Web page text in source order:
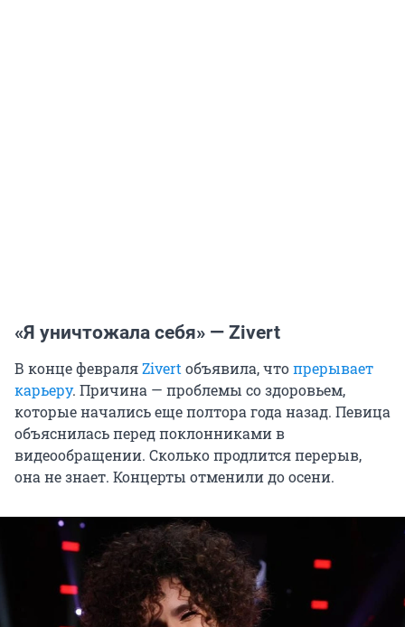
«Я уничтожала себя» — Zivert
В конце февраляZivertобъявила, чтопрерывает
карьеру. Причина — проблемы со здоровьем,
которые начались еще полтора года назад. Певица
объяснилась перед поклонниками в
видеообращении. Сколько продлится перерыв,
она не знает. Концерты отменили до осени.